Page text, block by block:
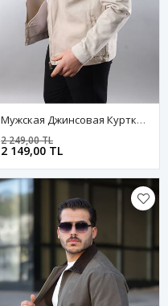
Мужская Джинсовая Куртка-Бомбер Оверсайз Цвета Хаки, Стираная Модель На Молнии
2 149,00 TL
2 249,00 TL